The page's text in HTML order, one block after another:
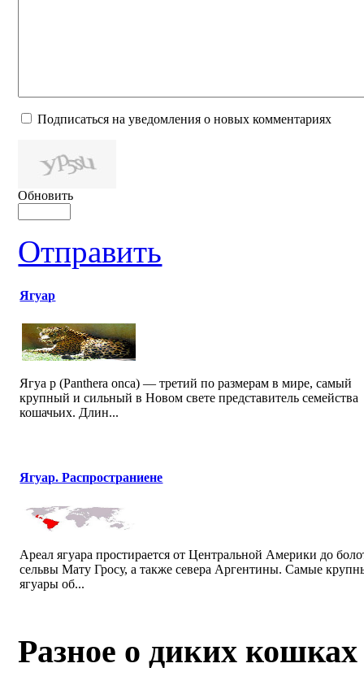
Подписаться на уведомления о новых комментариях
Обновить
Отправить
Ягуар
Ягуа р (Panthera onca) — третий по размерам в мире, самый
крупный и сильный в Новом свете представитель семейства
кошачьих. Длин...
Ягуар. Распространиене
Ареал ягуара простирается от Центральной Америки до
сельвы Мату Гросу, а также севера Аргентины. Самые
ягуары об...
Разное о диких кошках